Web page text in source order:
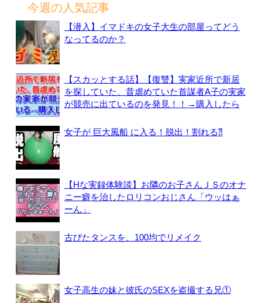
今週の人気記事
【潜入】イマドキの女子大生の部屋ってどう
なってるのか？
【スカッとする話】【復讐】実家近所で新居
を探していた、昔虐めていた首謀者A子の実家
が競売に出ているのを発見！！→購入したら
女子が 巨大風船 に入る！脱出！割れる⁈
【Hな実録体験談】お隣のお子さんＪＳのオナ
ニー癖を治したロリコンおじさん「ウッはぁ
ーん」
古びたタンスを、100均でリメイク
女子高生の妹と彼氏のSEXを盗撮する兄①